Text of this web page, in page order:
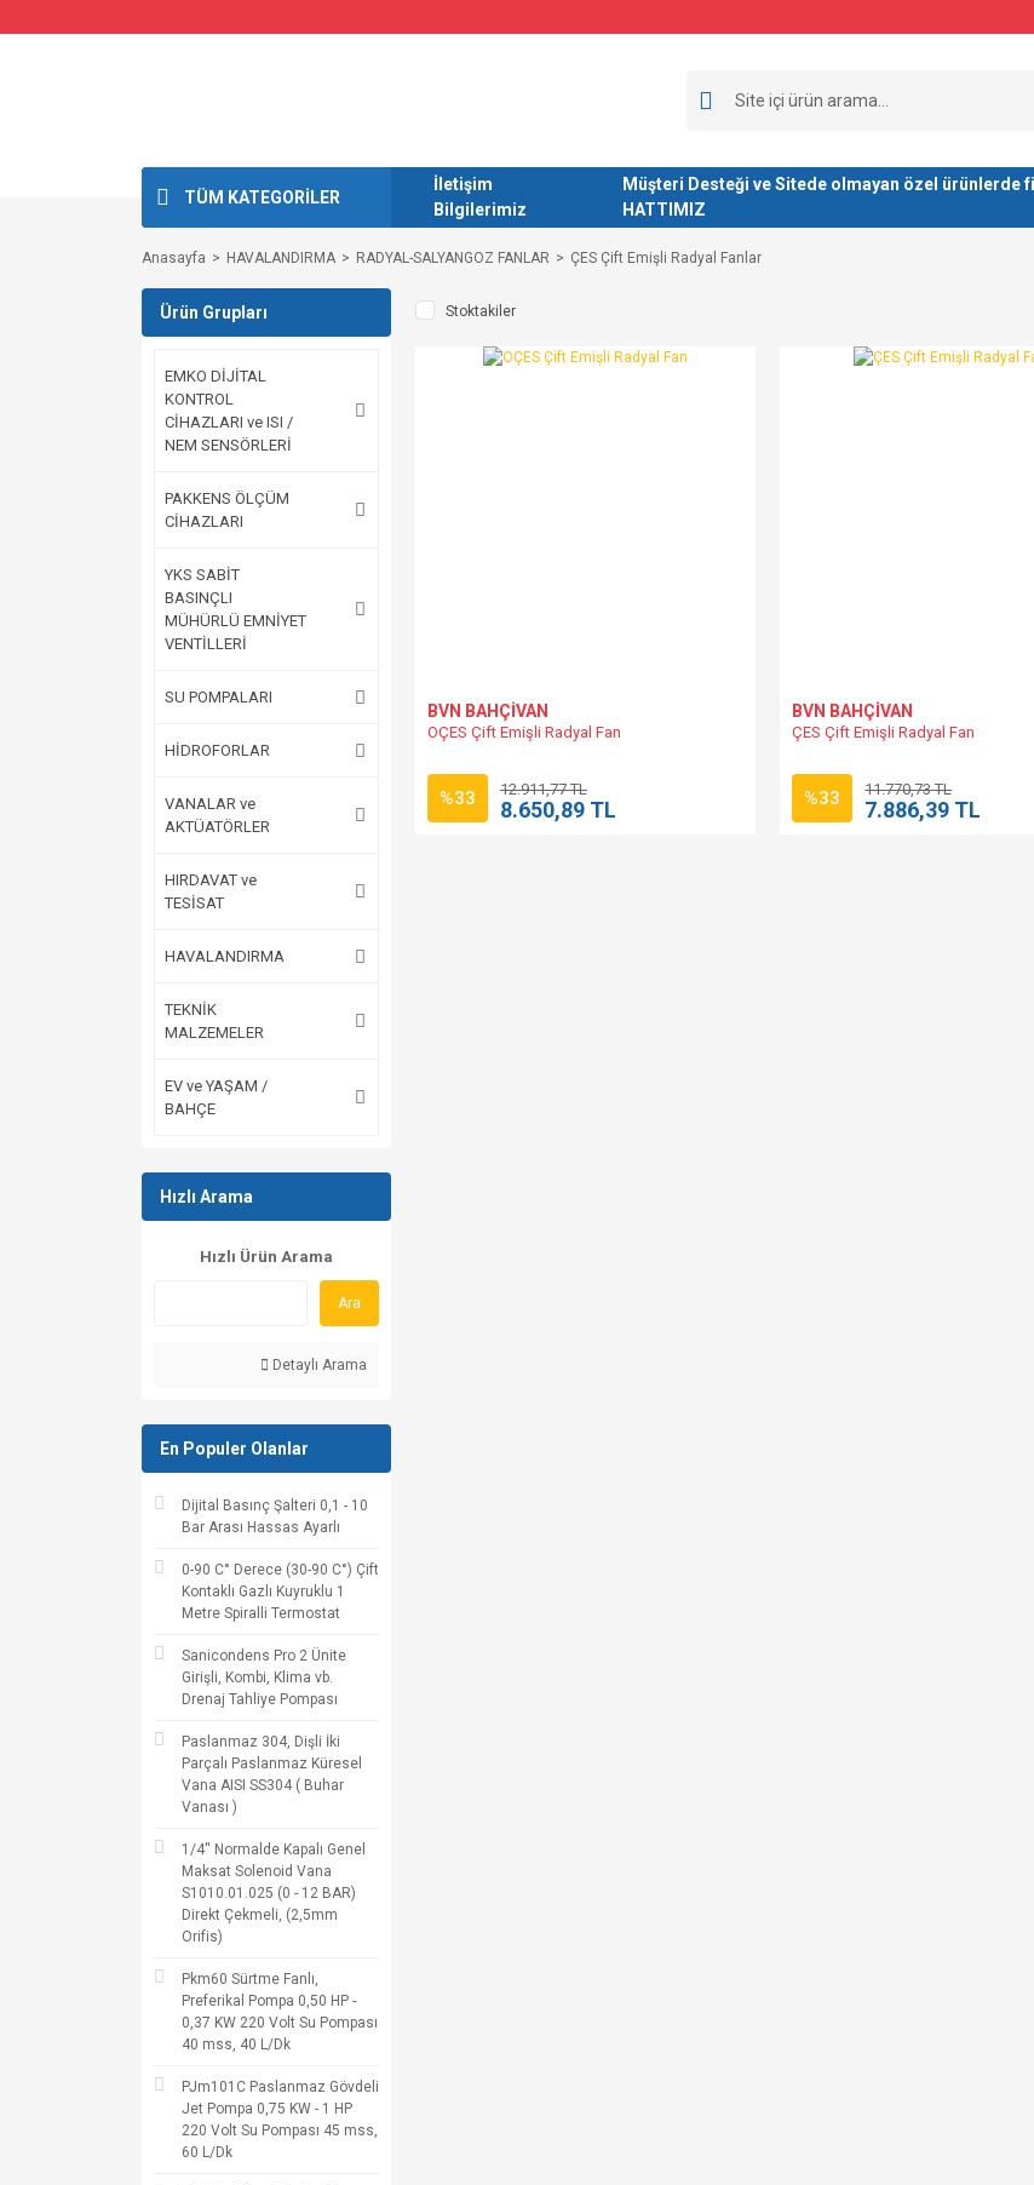
TÜM KATEGORİLER
İletişim
Bilgilerimiz
Müşteri Desteği ve Sitede olmayan özel ürünlerde
HATTIMIZ
Anasayfa HAVALANDIRMA RADYAL-SALYANGOZ FANLAR ÇES Çift Emişli Radyal Fanlar
Ürün Grupları
EMKO DİJİTAL
KONTROL
CİHAZLARI ve ISI /
NEM SENSÖRLERİ
PAKKENS ÖLÇÜM
CİHAZLARI
YKS SABİT
BASINÇLI
MÜHÜRLÜ EMNİYET
VENTİLLERİ
SU POMPALARI
HİDROFORLAR
VANALAR ve
AKTÜATÖRLER
HIRDAVAT ve
TESİSAT
HAVALANDIRMA
TEKNİK
MALZEMELER
EV ve YAŞAM /
BAHÇE
Hızlı Arama
Hızlı Ürün Arama
Ara
Detaylı Arama
En Populer Olanlar
Dijital Basınç Şalteri 0,1 - 10
Bar Arası Hassas Ayarlı
0-90 C° Derece (30-90 C°) Çift
Kontaklı Gazlı Kuyruklu 1
Metre Spiralli Termostat
Sanicondens Pro 2 Ünite
Girişli, Kombi, Klima vb.
Drenaj Tahliye Pompası
Paslanmaz 304, Dişli İki
Parçalı Paslanmaz Küresel
Vana AISI SS304 ( Buhar
Vanası )
1/4'' Normalde Kapalı Genel
Maksat Solenoid Vana
S1010.01.025 (0 - 12 BAR)
Direkt Çekmeli, (2,5mm
Orifis)
Pkm60 Sürtme Fanlı,
Preferikal Pompa 0,50 HP -
0,37 KW 220 Volt Su Pompası
40 mss, 40 L/Dk
PJm101C Paslanmaz Gövdeli
Jet Pompa 0,75 KW - 1 HP
220 Volt Su Pompası 45 mss,
60 L/Dk
Stoktakiler
BVN BAHÇİVAN
OÇES Çift Emişli Radyal Fan
%33 12.911,77 TL
8.650,89 TL
BVN BAHÇİVAN
ÇES Çift Emişli Radyal Fan
%33 11.770,73 TL
7.886,39 TL